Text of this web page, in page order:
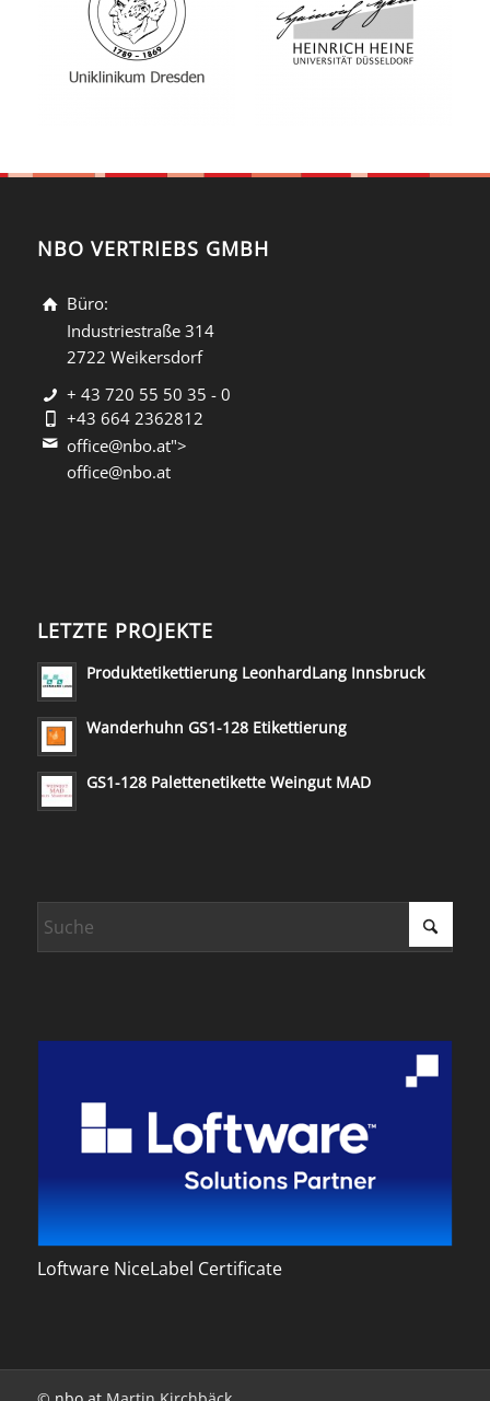
NBO VERTRIEBS GMBH
Büro:
Industriestraße 314
2722 Weikersdorf
+ 43 720 55 50 35 - 0
+43 664 2362812
office@nbo.at">
office@nbo.at
LETZTE PROJEKTE
Produktetikettierung LeonhardLang Innsbruck
Wanderhuhn GS1-128 Etikettierung
GS1-128 Palettenetikette Weingut MAD
Loftware NiceLabel Certificate